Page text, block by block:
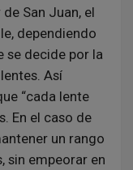
San Juan, el
dependiendo
se decide por la
Así
“cada lente
En el caso de
un rango
sin empeorar en